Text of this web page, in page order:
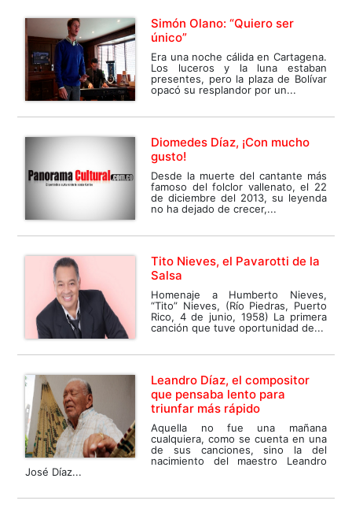
Simón Olano: “Quiero ser
único”
Era una noche cálida en Cartagena.
Los luceros y la luna estaban
presentes, pero la plaza de Bolívar
opacó su resplandor por un...
Diomedes Díaz, ¡Con mucho
gusto!
Desde la muerte del cantante más
famoso del folclor vallenato, el 22
de diciembre del 2013, su leyenda
no ha dejado de crecer,...
Tito Nieves, el Pavarotti de la
Salsa
Homenaje a Humberto Nieves,
“Tito” Nieves, (Río Piedras, Puerto
Rico, 4 de junio, 1958) La primera
canción que tuve oportunidad de...
Leandro Díaz, el compositor
que pensaba lento para
triunfar más rápido
Aquella no fue una mañana
cualquiera, como se cuenta en una
de sus canciones, sino la del
nacimiento del maestro Leandro
José Díaz...